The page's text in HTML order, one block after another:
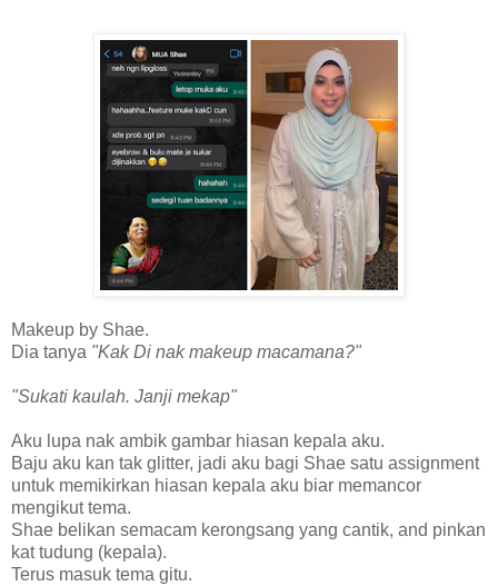
Makeup by Shae.
Dia tanya "Kak Di nak makeup macamana?"
"Sukati kaulah. Janji mekap"
Aku lupa nak ambik gambar hiasan kepala aku.
Baju aku kan tak glitter, jadi aku bagi Shae satu assignment
untuk memikirkan hiasan kepala aku biar memancor
mengikut tema.
Shae belikan semacam kerongsang yang cantik, and pinkan
kat tudung (kepala).
Terus masuk tema gitu.